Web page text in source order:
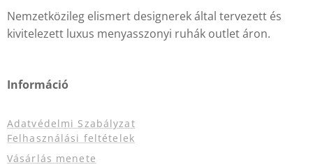
Nemzetközileg elismert designerek által tervezett és
kivitelezett luxus menyasszonyi ruhák outlet áron.
Információ
Adatvédelmi Szabályzat
Felhasználási feltételek
Vásárlás menete